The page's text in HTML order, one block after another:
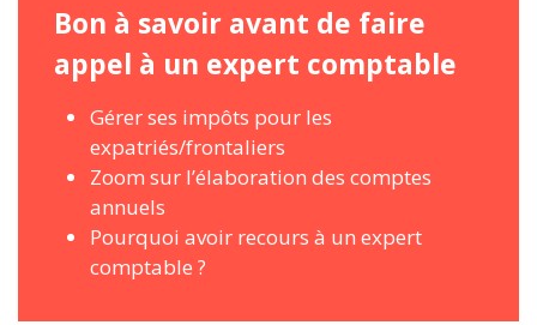
Bon à savoir avant de faire
appel à un expert comptable
Gérer ses impôts pour les
expatriés/frontaliers
Zoom sur l’élaboration des comptes
annuels
Pourquoi avoir recours à un expert
comptable ?